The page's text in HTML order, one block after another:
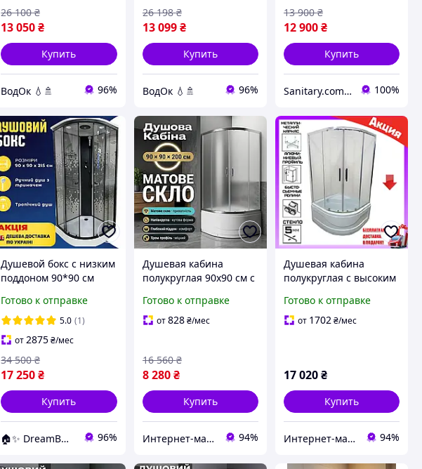
13 050₴
26 100 ₴
Купить
ВодОк 💧🚿 96%
13 099 ₴
26 198 ₴
Купить
ВодОк 💧🚿 96%
12 900₴
13 900 ₴
Купить
Sanitary.com.ua 100%
Душевой бокс с низким
поддоном 90*90 см
кабина черный
профиль
Готово к отправке
5.0 (1)
от2875₴/мес
17 250₴
34 500 ₴
Купить
🏠✨ DreamBuy ✨🏠 96%
Душевая кабина
полукруглая 90x90 см с
Atlantis A-035PM стекло
матовое
Готово к отправке
от828 ₴/мес
8 280 ₴
16 560 ₴
Купить
Интернет-магазин Строй Дом 94%
Душевая кабина
полукруглая с высоким
100х100 см Veronis KV-
3-100 стекло
Готово к отправке
от 1702₴/мес
17 020₴
Купить
Интернет-магазин Строй Дом 94%